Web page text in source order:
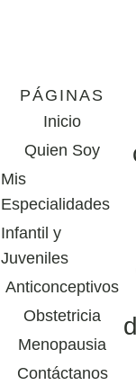
PÁGINAS
Inicio
Quien Soy
Mis
Especialidades
Infantil y
Juveniles
Anticonceptivos
Obstetricia
Menopausia
Contáctanos